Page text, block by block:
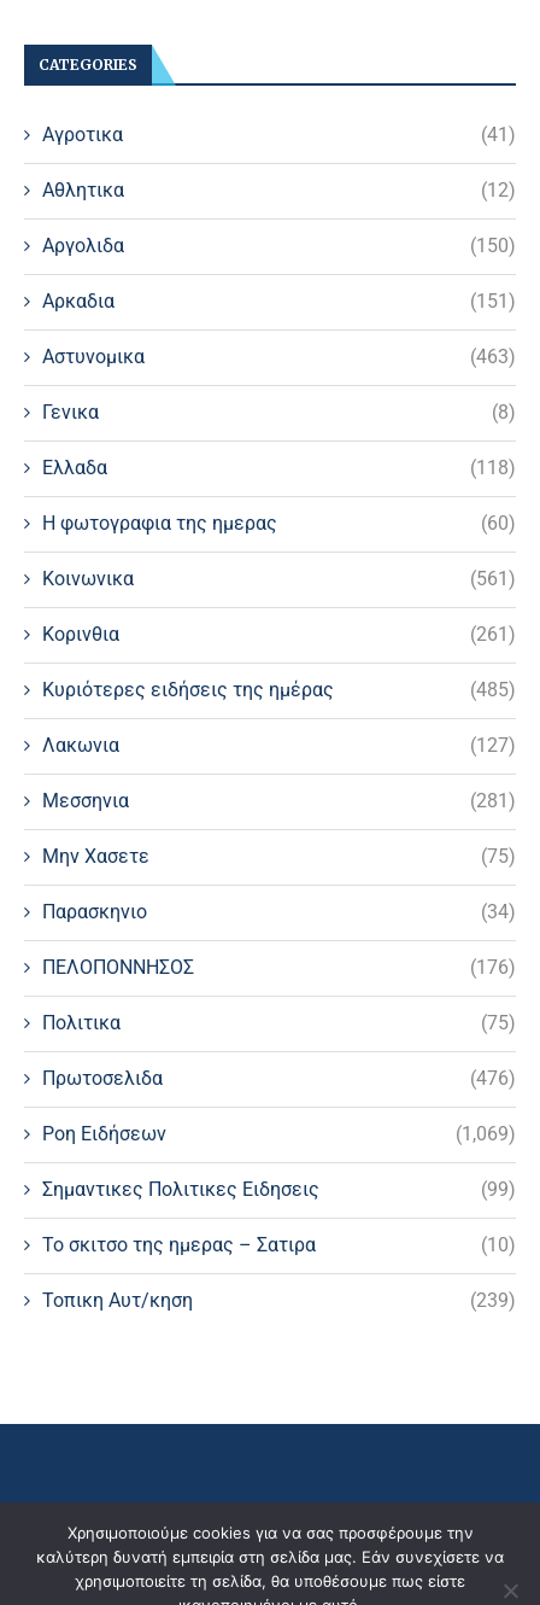
CATEGORIES
Αγροτικα (41)
Αθλητικα (12)
Αργολιδα (150)
Αρκαδια (151)
Αστυνομικα (463)
Γενικα (8)
Ελλαδα (118)
Η φωτογραφια της ημερας (60)
Κοινωνικα (561)
Κορινθια (261)
Κυριότερες ειδήσεις της ημέρας (485)
Λακωνια (127)
Μεσσηνια (281)
Μην Χασετε (75)
Παρασκηνιο (34)
ΠΕΛΟΠΟΝΝΗΣΟΣ (176)
Πολιτικα (75)
Πρωτοσελιδα (476)
Ροη Ειδήσεων (1,069)
Σημαντικες Πολιτικες Ειδησεις (99)
Το σκιτσο της ημερας – Σατιρα (10)
Τοπικη Αυτ/κηση (239)
Χρησιμοποιούμε cookies για να σας προσφέρουμε την
καλύτερη δυνατή εμπειρία στη σελίδα μας. Εάν συνεχίσετε να
χρησιμοποιείτε τη σελίδα, θα υποθέσουμε πως είστε